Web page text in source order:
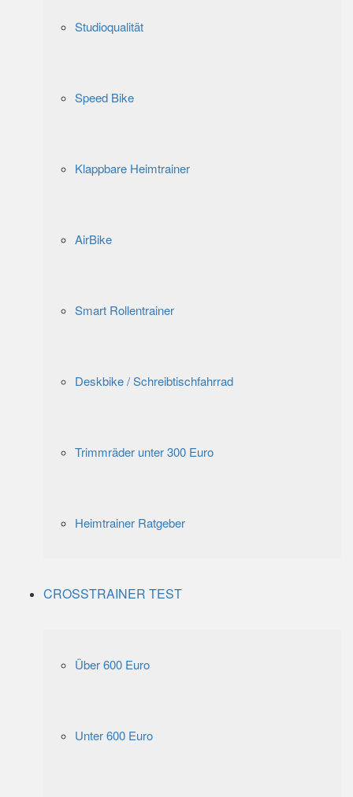
Studioqualität
Speed Bike
Klappbare Heimtrainer
AirBike
Smart Rollentrainer
Deskbike / Schreibtischfahrrad
Trimmräder unter 300 Euro
Heimtrainer Ratgeber
CROSSTRAINER TEST
Über 600 Euro
Unter 600 Euro